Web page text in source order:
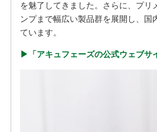
を魅了してきました。さらに、プリ
ンプまで幅広い製品群を展開し、国
ています。
▶︎「アキュフェーズの公式ウェブサ